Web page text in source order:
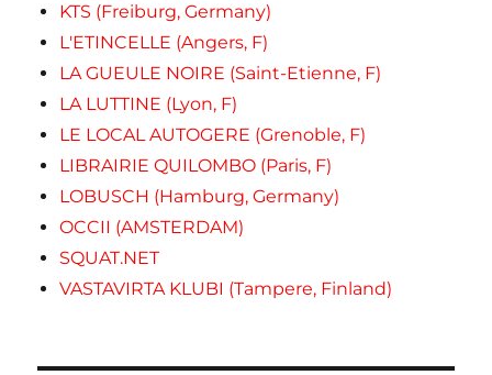
KTS (Freiburg, Germany)
L'ETINCELLE (Angers, F)
LA GUEULE NOIRE (Saint-Etienne, F)
LA LUTTINE (Lyon, F)
LE LOCAL AUTOGERE (Grenoble, F)
LIBRAIRIE QUILOMBO (Paris, F)
LOBUSCH (Hamburg, Germany)
OCCII (AMSTERDAM)
SQUAT.NET
VASTAVIRTA KLUBI (Tampere, Finland)